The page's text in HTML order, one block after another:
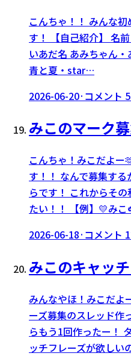
こんちゃ！！ みんな
す！ 【自己紹介】 名
いあだ名 あみちゃん
青と夏・star…
2026-06-20· コメント 5
みこのマーク
こんちゃ！みこだよー‪‪
す！！ なんで募集す
らです！ これからそ
たい！！ 【例】💛み
2026-06-18· コメント
みこのキャッ
みんなやほ！みこだよ
ーズ募集のスレッド作
らもう1回作ったー！
ッチフレーズが欲し